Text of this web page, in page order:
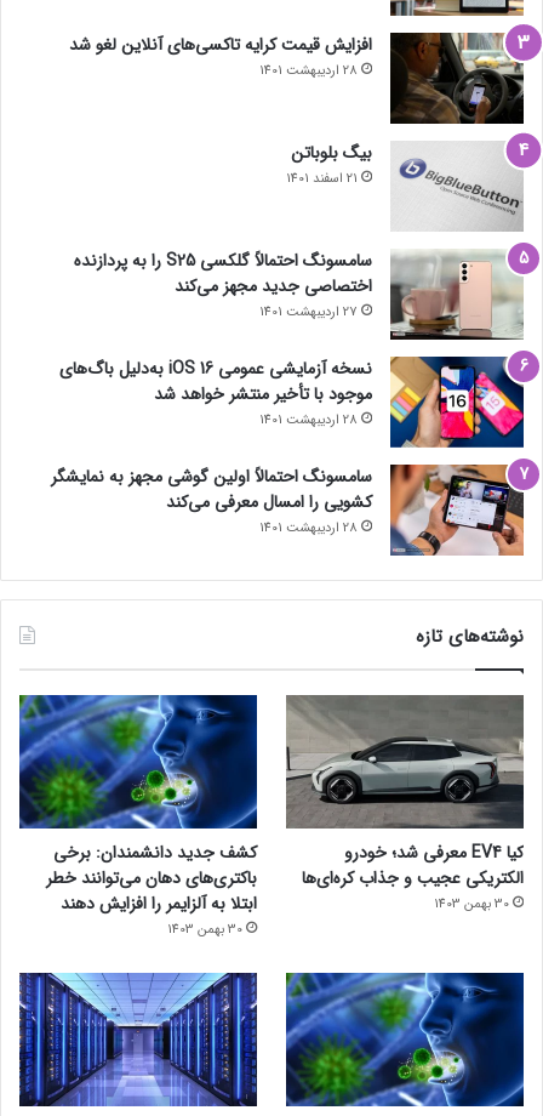
افزایش قیمت کرایه تاکسی‌های آنلاین لغو شد
28 اردیبهشت 1401
بیگ بلوباتن
21 اسفند 1401
سامسونگ احتمالاً گلکسی S25 را به پردازنده
اختصاصی جدید مجهز می‌کند
27 اردیبهشت 1401
نسخه آزمایشی عمومی iOS 16 به‌دلیل باگ‌های
موجود با تأخیر منتشر خواهد شد
28 اردیبهشت 1401
سامسونگ احتمالاً اولین گوشی مجهز به نمایشگر
کشویی را امسال معرفی می‌کند
28 اردیبهشت 1401
نوشته‌های تازه
کیا EV4 معرفی شد؛ خودرو
الکتریکی عجیب و جذاب کره‌ای‌ها
30 بهمن 1403
کشف جدید دانشمندان: برخی
باکتری‌های دهان می‌توانند خطر
ابتلا به آلزایمر را افزایش دهند
30 بهمن 1403